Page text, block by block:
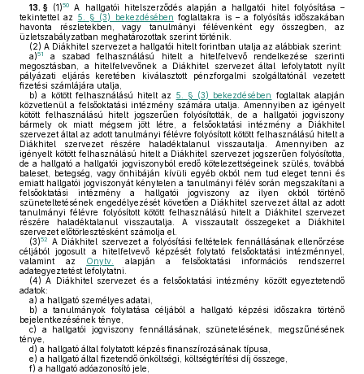
13. § (1)50
A hallgatói hitelszerződés alapján a hallgatói hitel folyósítása –
tekintettel az 5. § (3) bekezdésében foglaltakra is – a folyósítás időszakában
havonta részletekben, vagy tanulmányi félévenként egy összegben, az
üzletszabályzatban meghatározottak szerint történik.
(2) A Diákhitel szervezet a hallgatói hitelt forintban utalja az alábbiak szerint:
a)51
a szabad felhasználású hitelt a hitelfelvevő rendelkezése szerinti
megosztásban, a hitelfelvevőnek a Diákhitel szervezet által lefolytatott nyílt
pályázati eljárás keretében kiválasztott pénzforgalmi szolgáltatónál vezetett
fizetési számlájára utalja,
b) a kötött felhasználású hitelt az 5. § (3) bekezdésében foglaltak alapján
közvetlenül a felsőoktatási intézmény számára utalja. Amennyiben az igényelt
kötött felhasználású hitelt jogszerűen folyósították, de a hallgatói jogviszony
bármely ok miatt mégsem jött létre, a felsőoktatási intézmény a Diákhitel
szervezet által az adott tanulmányi félévre folyósított kötött felhasználású hitelt a
Diákhitel szervezet részére haladéktalanul visszautalja. Amennyiben az
igényelt kötött felhasználású hitelt a Diákhitel szervezet jogszerűen folyósította,
de a hallgató a hallgatói jogviszonyból eredő kötelezettségeinek szülés, továbbá
baleset, betegség, vagy önhibáján kívüli egyéb okból nem tud eleget tenni és
emiatt hallgatói jogviszonyát kénytelen a tanulmányi félév során megszakítani a
felsőoktatási intézmény a hallgatói jogviszony az ilyen okból történő
szüneteltetésének engedélyezését követően a Diákhitel szervezet által az adott
tanulmányi félévre folyósított kötött felhasználású hitelt a Diákhitel szervezet
részére haladéktalanul visszautalja. A visszautalt összegeket a Diákhitel
szervezet előtörlesztésként számolja el.
(3)52
A Diákhitel szervezet a folyósítási feltételek fennállásának ellenőrzése
céljából jogosult a hitelfelvevő képzését folytató felsőoktatási intézménnyel,
valamint az Onytv.
alapján a felsőoktatási információs rendszerrel
adategyeztetést lefolytatni.
(4) A Diákhitel szervezet és a felsőoktatási intézmény között egyeztetendő
adatok:
a) a hallgató személyes adatai,
b) a tanulmányok folytatása céljából a hallgató képzési időszakra történő
bejelentkezésének ténye,
c) a hallgatói jogviszony fennállásának, szünetelésének, megszűnésének
ténye,
d) a hallgató által folytatott képzés finanszírozásának típusa,
e) a hallgató által fizetendő önköltségi, költségtérítési díj összege,
f) a hallgató adóazonosító jele,